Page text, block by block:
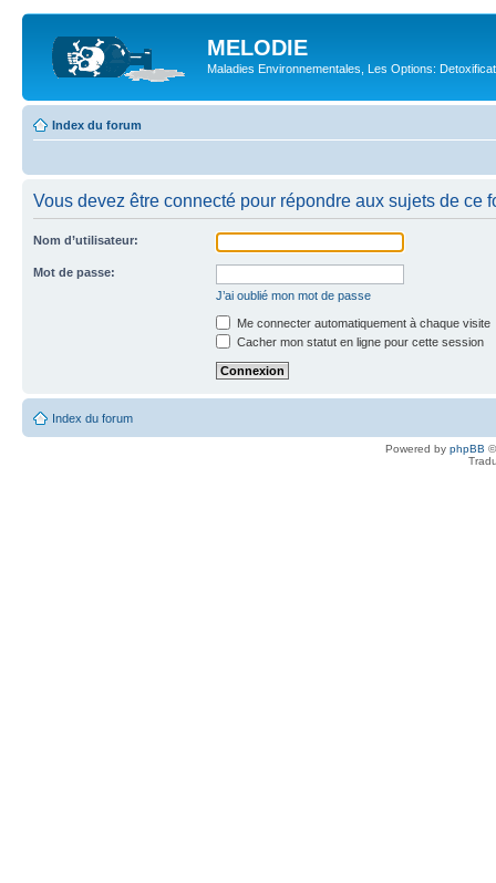
MELODIE
Maladies Environnementales, Les Options:
Index du forum
Vous devez être connecté pour répondre aux sujets de ce
Nom d’utilisateur:
Mot de passe:
J’ai oublié mon mot de passe
Me connecter automatiquement à chaque visite
Cacher mon statut en ligne pour cette session
Index du forum
Powered by phpBB